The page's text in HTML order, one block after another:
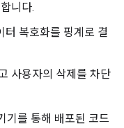
니다.
터 복호화를 핑계로 결
사용자의 삭제를 차단
기를 통해 배포된 코드